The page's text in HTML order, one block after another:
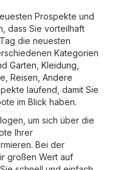
Prospekte und
dass Sie vorteilhaft
die neuesten
Kategorien
Garten Kleidung,
Reisen Andere
laufend, damit Sie
im Blick haben.
um sich über die
Ihrer
Bei der
großen Wert auf